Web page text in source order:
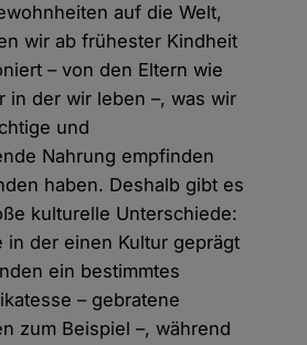
auf die Welt,
wir ab frühester Kindheit
– von den Eltern wie
in der wir leben –, was wir
und
Nahrung empfinden
haben. Deshalb gibt es
kulturelle Unterschiede:
in der einen Kultur geprägt
ein bestimmtes
– gebratene
zum Beispiel –, während